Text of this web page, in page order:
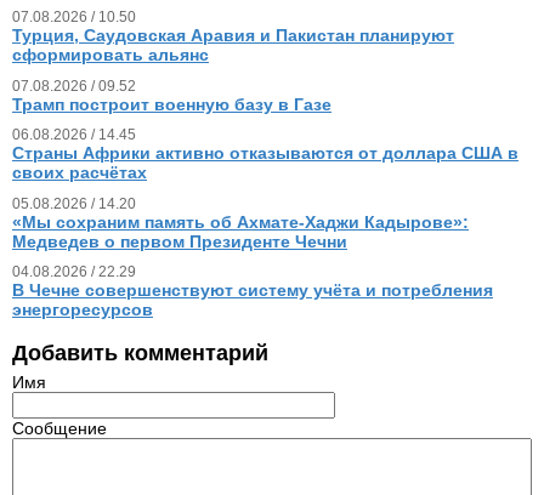
07.08.2026 / 10.50
Турция, Саудовская Аравия и Пакистан планируют
сформировать альянс
07.08.2026 / 09.52
Трамп построит военную базу в Газе
06.08.2026 / 14.45
Страны Африки активно отказываются от доллара США в
своих расчётах
05.08.2026 / 14.20
«Мы сохраним память об Ахмате-Хаджи Кадырове»:
Медведев о первом Президенте Чечни
04.08.2026 / 22.29
В Чечне совершенствуют систему учёта и потребления
энергоресурсов
Добавить комментарий
Имя
Сообщение